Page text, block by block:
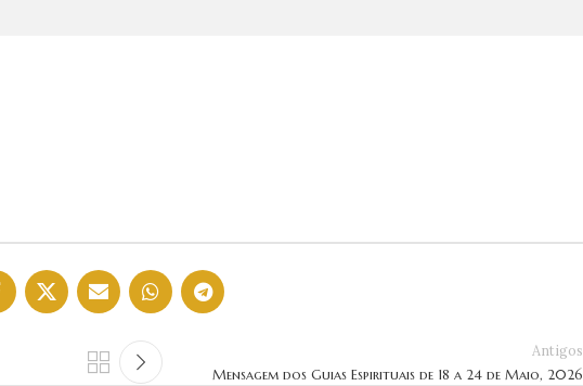
Antigos
Mensagem dos Guias Espirituais de 18 a 24 de Maio, 2026